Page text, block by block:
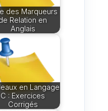
des Marqueurs
Relation en
Anglais
en Langage
C : Exercices
Corrigés